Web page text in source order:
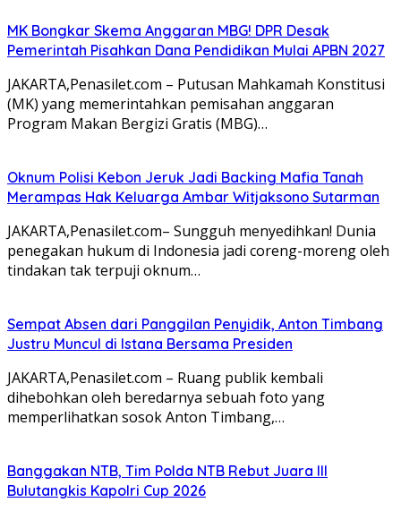
MK Bongkar Skema Anggaran MBG! DPR Desak
Pemerintah Pisahkan Dana Pendidikan Mulai APBN 2027
JAKARTA,Penasilet.com – Putusan Mahkamah Konstitusi
(MK) yang memerintahkan pemisahan anggaran
Program Makan Bergizi Gratis (MBG)…
Oknum Polisi Kebon Jeruk Jadi Backing Mafia Tanah
Merampas Hak Keluarga Ambar Witjaksono Sutarman
JAKARTA,Penasilet.com– Sungguh menyedihkan! Dunia
penegakan hukum di Indonesia jadi coreng-moreng oleh
tindakan tak terpuji oknum…
Sempat Absen dari Panggilan Penyidik, Anton Timbang
Justru Muncul di Istana Bersama Presiden
JAKARTA,Penasilet.com – Ruang publik kembali
dihebohkan oleh beredarnya sebuah foto yang
memperlihatkan sosok Anton Timbang,…
Banggakan NTB, Tim Polda NTB Rebut Juara III
Bulutangkis Kapolri Cup 2026